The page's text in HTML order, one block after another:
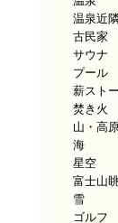
温泉近
古民家
サウナ
プール
薪スト
焚き火
山・高
海
星空
富士山
雪
ゴルフ